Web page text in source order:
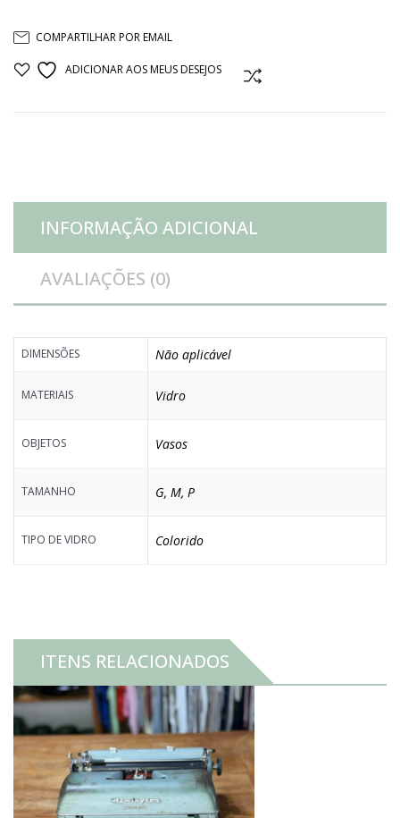
CHAMPANHE
COMPARTILHAR POR EMAIL
ADICIONAR AOS MEUS DESEJOS
INFORMAÇÃO ADICIONAL
AVALIAÇÕES (0)
DIMENSÕES Não aplicável
MATERIAIS Vidro
OBJETOS Vasos
TAMANHO G, M, P
TIPO DE VIDRO Colorido
ITENS RELACIONADOS